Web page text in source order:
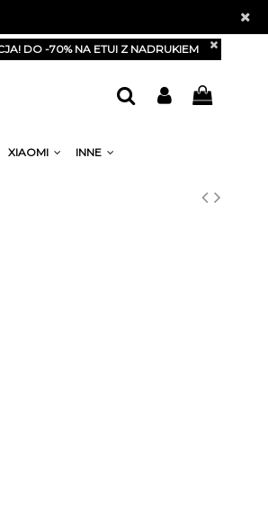
DO -70% NA ETUI Z NADRUKIEM
XIAOMI INNE